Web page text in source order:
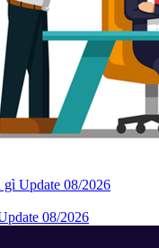
gì Update 08/2026
08/2026